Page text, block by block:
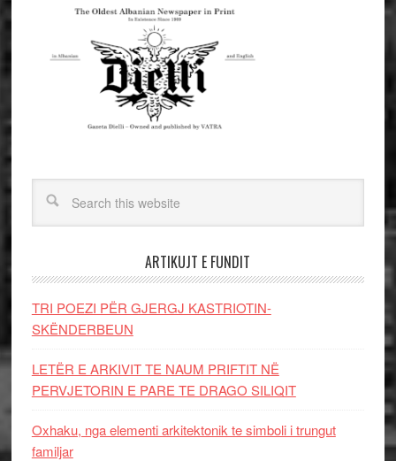
ARTIKUJT E FUNDIT
TRI POEZI PËR GJERGJ KASTRIOTIN-
SKËNDERBEUN
LETËR E ARKIVIT TE NAUM PRIFTIT NË
PERVJETORIN E PARE TE DRAGO SILIQIT
Oxhaku, nga elementi arkitektonik te simboli i trungut
familjar